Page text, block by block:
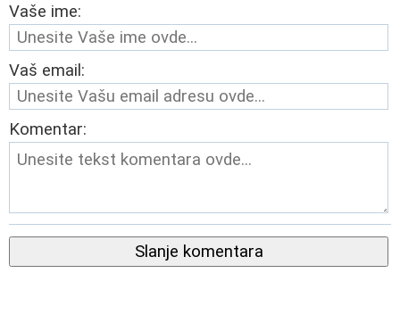
Vaše ime:
Vaš email:
Komentar:
Slanje komentara